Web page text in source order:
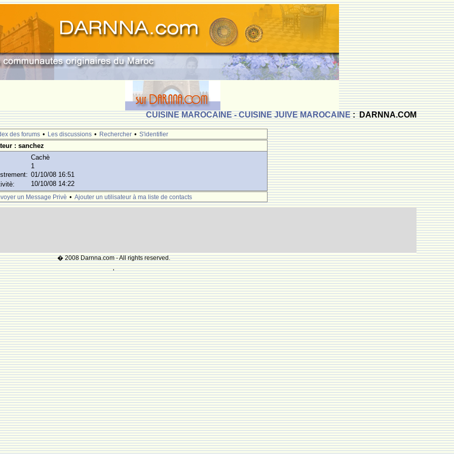
CUISINE MAROCAINE - CUISINE JUIVE MAROCAINE: DARNNA.COM
des forums • Les discussions • Rechercher • S'identifier
: sanchez
Cachè
1
01/10/08 16:51
10/10/08 14:22
un Message Privè • Ajouter un utilisateur à ma liste de contacts
� 2008 Darnna.com - All rights reserved.
'